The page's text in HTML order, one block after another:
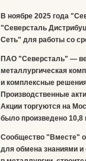
В ноябре 2025 года
"Северсталь
Сеть" для работы со
ПАО "Северсталь" —
металлургическая
и комплексные
Производственные
Акции торгуются на
было произведено 10,8
Сообщество "Вместе"
для обмена знаниями и